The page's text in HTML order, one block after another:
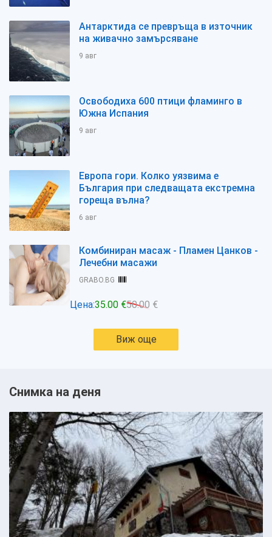
Антарктида се превръща в източник
на живачно замърсяване
9 авг
Освободиха 600 птици фламинго в
Южна Испания
9 авг
Европа гори. Колко уязвима е
България при следващата екстремна
гореща вълна?
6 авг
Комбиниран масаж - Пламен Цанков -
Лечебни масажи
GRABO.BG
Цена:35.00 €50.00 €
Виж още
Снимка на деня